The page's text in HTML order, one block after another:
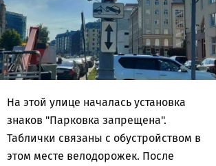
На этой улице началась установка
знаков "Парковка запрещена".
Таблички связаны с обустройством в
этом месте велодорожек. После